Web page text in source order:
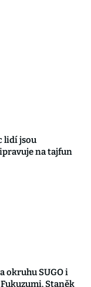
lidí jsou
na tajfun
okruhu SUGO i
Staněk